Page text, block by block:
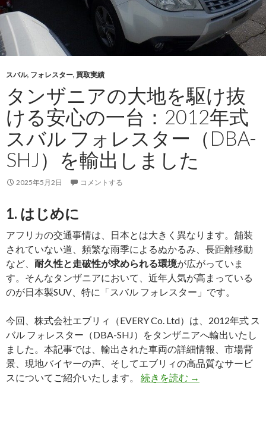
ト
ロ
（TKG-
XZU710M）
｜
高
途
ト
ラ
ッ
ク
ア
フ
リ
カ
市
スバル, フォレスター, 買取実績
タンザニアの大地を駆け抜
ける安心の一台：2012年式
スバル フォレスター（DBA-
SHJ）を輸出しました
2025年5月2日 コメントする
1. はじめに
アフリカの交通事情は、日本とは大きく異なります。舗装
されていない道、頻繁な雨季によるぬかるみ、長距離移動
など、 耐久性と走破性が求められる環境が広がっていま
す。そんなタンザニアにおいて、近年人気が高まっている
のが日本製SUV、特に「スバル フォレスター」です。
今回、株式会社エブリィ（EVERY Co. Ltd）は、2012年式 ス
バル フォレスター（DBA-SHJ）をタンザニアへ輸出いたし
ました。本記事では、輸出された車両の詳細情報、市場背
景、現地バイヤーの声、そしてエブリィの高品質なサービ
スについてご紹介いたします。 続きを読む
タ
→